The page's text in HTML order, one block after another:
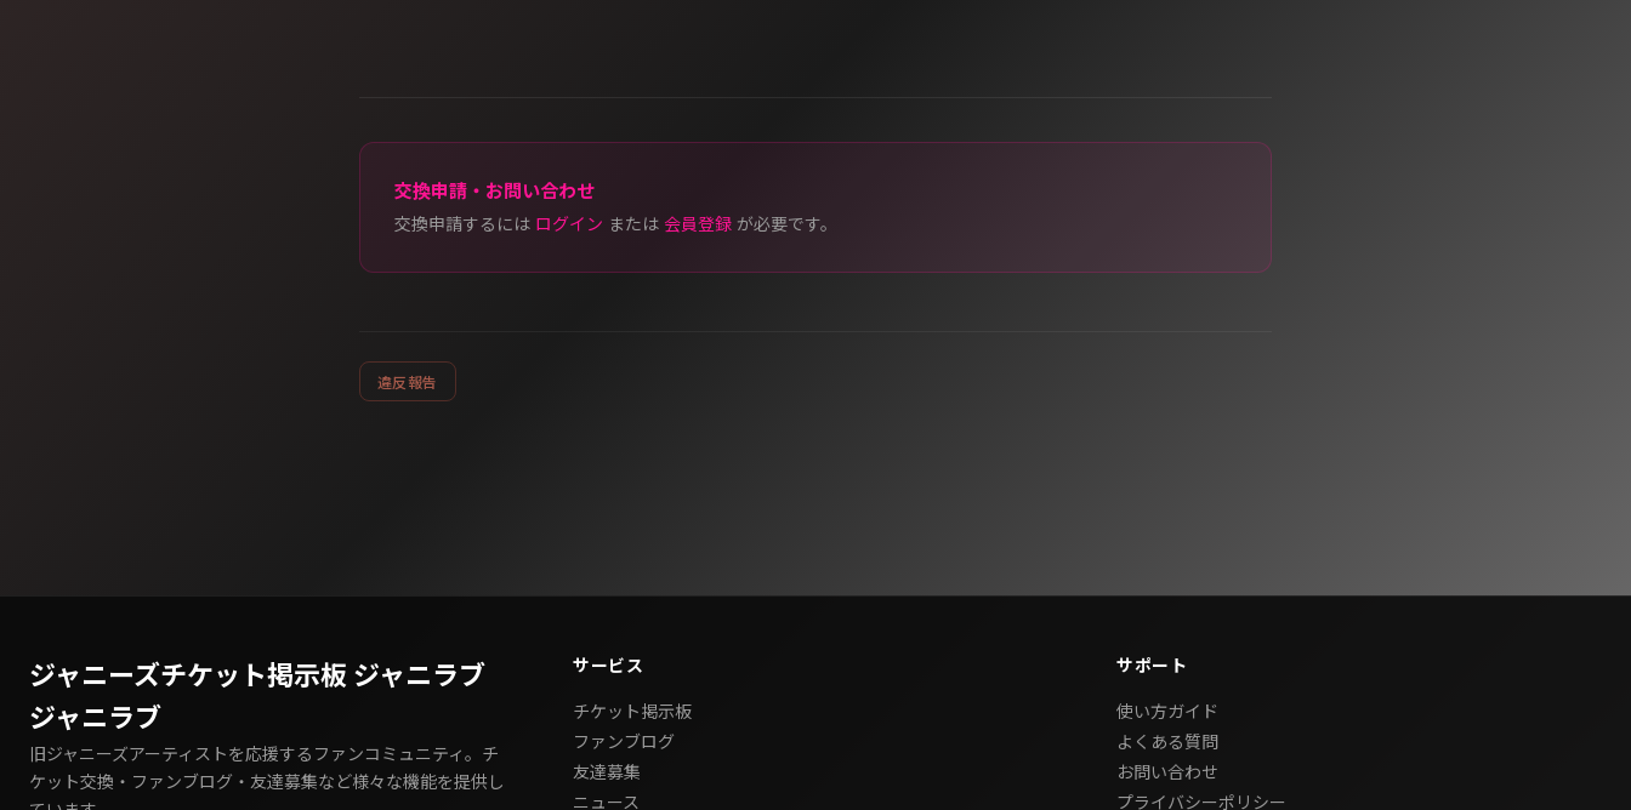
交換申請・お問い合わせ
交換申請するには ログイン または 会員登録 が必要です。
違反報告
ジャニーズチケット掲示板 ジャニラブ
ジャニラブ
旧ジャニーズアーティストを応援するファンコミュニティ。チ
ケット交換・ファンブログ・友達募集など様々な機能を提供し
サービス
チケット掲示板
ファンブログ
友達募集
ニュース
サポート
使い方ガイド
よくある質問
お問い合わせ
プライバシーポリシー